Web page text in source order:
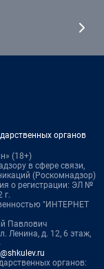
органов
(18+)
в сфере связи,
(Роскомнадзор)
о регистрации: ЭЛ №
г.
"ИНТЕРНЕТ
Павлович
Ленина, д. 12, 6 этаж,
органов: